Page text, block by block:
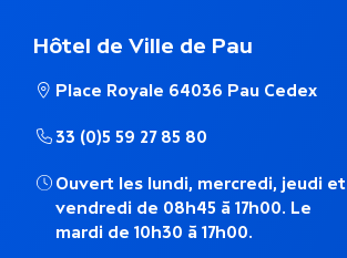
Hôtel de Ville de Pau
Place Royale 64036 Pau Cedex
33 (0)5 59 27 85 80
Ouvert les lundi, mercredi, jeudi et
vendredi de 08h45 à 17h00. Le
mardi de 10h30 à 17h00.